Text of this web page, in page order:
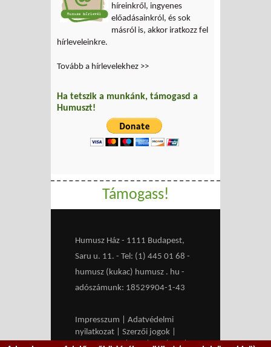
híreinkről, ingyenes
előadásainkról, és sok
másról is, akkor iratkozz fel
hírleveleinkre.
Tovább a hírlevelekhez >>
Ha tetszik a munkánk, támogasd a
Humuszt!
Támogass!
Humusz Ház - 1111 Budapest,
Saru u. 11. - Tel: (1) 445 01 68 -
humusz (kukac) humusz . hu -
adószámunk: 18529904-1-43
Impresszum
Adatvédelmi
nyilatkozat
Szerzői jogok
Médiaajánlat
RSS HU| EN